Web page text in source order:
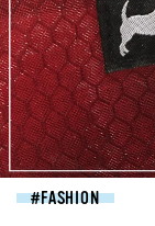
FASHION